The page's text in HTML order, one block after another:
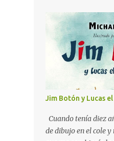
Jim Botón y Lucas
Cuando tenía diez
de dibujo en el cole